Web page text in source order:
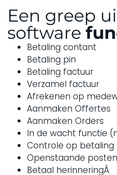
is voltooid, ontvang je direct
details van jouw bestelling,
met de kassasoftware-demo
dat het programma compleet
bestelproces extra opties
bijvoorbeeld het "inrichten
ontvang je een aparte e-
over deze specifieke keuze.
eerlijk advies en een
Een greep
software
Betaling contant
Betaling pin
Betaling factuur
Verzamel factuur
Afrekenen op
Aanmaken Offertes
Aanmaken Orders
In de wacht functie
Controle op betaling
Openstaande posten
Betaal herinneringÂ